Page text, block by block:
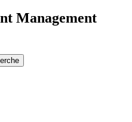
Management